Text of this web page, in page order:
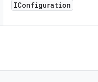
IConfiguration